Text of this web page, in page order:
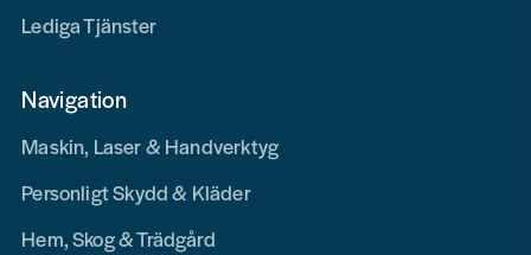
Lediga Tjänster
Navigation
Maskin, Laser & Handverktyg
Personligt Skydd & Kläder
Hem, Skog & Trädgård